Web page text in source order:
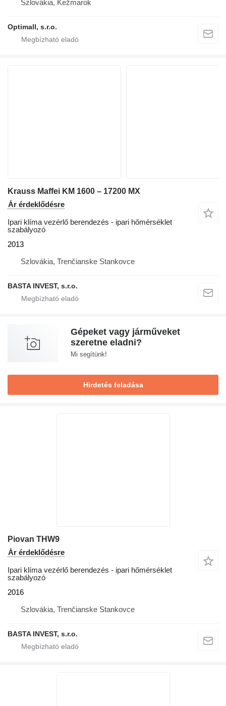
Szlovákia, Kežmarok
Optimall, s.r.o.
Krauss Maffei KM 1600 – 17200 MX
Ár érdeklődésre
Ipari klíma vezérlő berendezés - ipari hőmérséklet
szabályozó
2013
Szlovákia, Trenčianske Stankovce
BASTA INVEST, s.r.o.
Gépeket vagy járműveket
szeretne eladni?
Mi segítünk!
Hirdetés feladása
Piovan THW9
Ár érdeklődésre
Ipari klíma vezérlő berendezés - ipari hőmérséklet
szabályozó
2016
Szlovákia, Trenčianske Stankovce
BASTA INVEST, s.r.o.